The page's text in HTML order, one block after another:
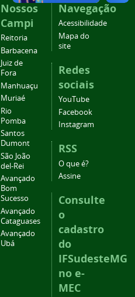
Nossos
Campi
Reitoria
Barbacena
Juiz de
Fora
Manhuaçu
Muriaé
Rio
Pomba
Santos
Dumont
São João
del-Rei
Avançado
Bom
Sucesso
Avançado
Cataguases
Avançado
Ubá
Navegação
Acessibilidade
Mapa do
site
Redes
sociais
YouTube
Facebook
Instagram
RSS
O que é?
Assine
Consulte
o
cadastro
do
IFSudesteMG
no e-
MEC